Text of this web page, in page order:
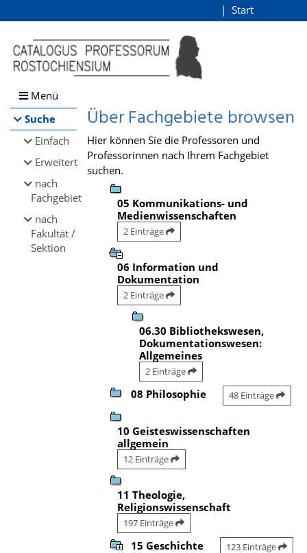
Browsen
direkt zum Inhalt
Start
Menü
Suche
Einfach
Erweitert
nach
Fachgebiet
nach
Fakultät /
Sektion
Über Fachgebiete browsen
Hier können Sie die Professoren und
Professorinnen nach Ihrem Fachgebiet
suchen.
05 Kommunikations- und
Medienwissenschaften
2 Einträge
06 Information und
Dokumentation
2 Einträge
06.30 Bibliothekswesen,
Dokumentationswesen:
Allgemeines
2 Einträge
08 Philosophie 48 Einträge
10 Geisteswissenschaften
allgemein
12 Einträge
11 Theologie,
Religionswissenschaft
197 Einträge
15 Geschichte 123 Einträge